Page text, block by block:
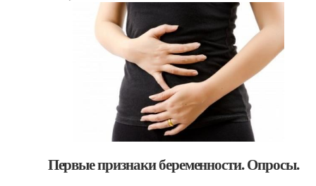
Первые признаки беременности. Опросы.